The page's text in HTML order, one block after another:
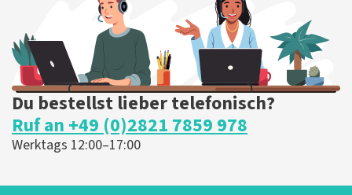
Du bestellst lieber telefonisch?
Ruf an +49 (0)2821 7859 978
Werktags 12:00–17:00